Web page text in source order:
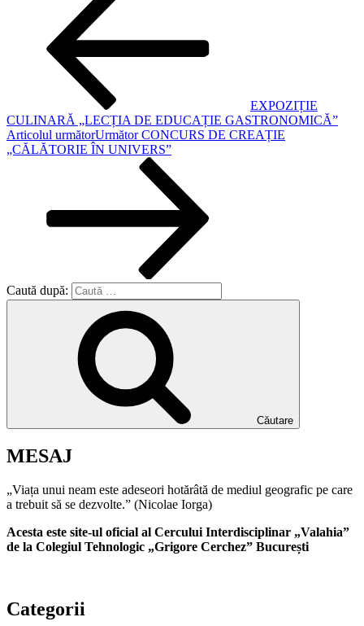
EXPOZIȚIE
CULINARĂ „LECȚIA DE EDUCAȚIE GASTRONOMICĂ”
Articolul următorUrmător CONCURS DE CREAȚIE
„CĂLĂTORIE ÎN UNIVERS”
Caută după:
Căutare
MESAJ
„Viața unui neam este adeseori hotărâtă de mediul geografic pe care
a trebuit să se dezvolte.” (Nicolae Iorga)
Acesta este site-ul oficial al Cercului Interdisciplinar „Valahia”
de la Colegiul Tehnologic „Grigore Cerchez” București
Categorii